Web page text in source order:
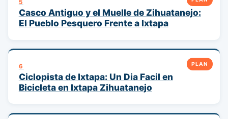
5
Casco Antiguo y el Muelle de Zihuatanejo:
El Pueblo Pesquero Frente a Ixtapa
PLAN
6
Ciclopista de Ixtapa: Un Dia Facil en
Bicicleta en Ixtapa Zihuatanejo